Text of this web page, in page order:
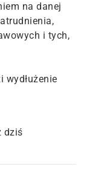
na danej
i tych,
wydłużenie
dziś